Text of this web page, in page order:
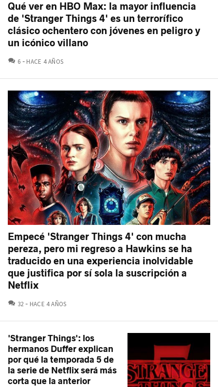
Qué ver en HBO Max: la mayor influencia
de 'Stranger Things 4' es un terrorífico
clásico ochentero con jóvenes en peligro y
un icónico villano
6 COMENTARIOS
HACE 4 AÑOS
Empecé 'Stranger Things 4' con mucha
pereza, pero mi regreso a Hawkins se ha
traducido en una experiencia inolvidable
que justifica por sí sola la suscripción a
Netflix
32 COMENTARIOS
HACE 4 AÑOS
'Stranger Things': los
hermanos Duffer explican
por qué la temporada 5 de
la serie de Netflix será más
corta que la anterior